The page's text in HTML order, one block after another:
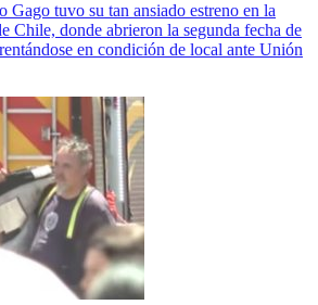
Gago tuvo su tan ansiado estreno en la
Chile, donde abrieron la segunda fecha de
en condición de local ante Unión